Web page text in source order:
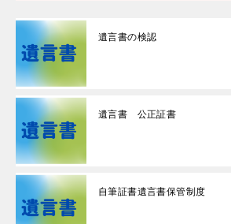
遺言書の検認
遺言書 公正証書
自筆証書遺言書保管制度